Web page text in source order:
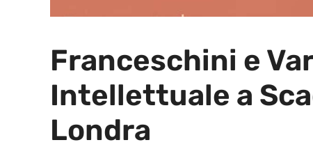
Franceschini e
Intellettuale a
Londra